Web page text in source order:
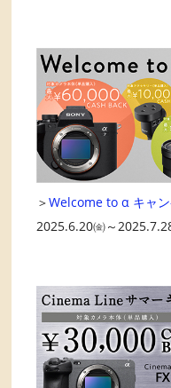
＞Welcome to α キャ
2025.6.20㈮～2025.7.28